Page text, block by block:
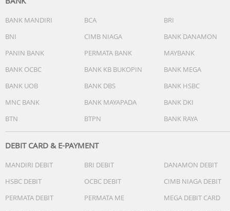
Google Pixel 6 / 7 Series
Masukan : 100-240V~1A 50-60Hz
Keluaran : 1 Output Port USB-C: 5V?3A / 9V?2.22A / 12V?
18W)
BANK MANDIRI BCA
BRI
BNI
CIMB NIAGA
BANK DANAMON
PANIN BANK
PERMATA BANK
MAYBANK
BANK OCBC
BANK KB BUKOPIN
BANK MEGA
BANK UOB
BANK DBS
BANK HSBC
MNC BANK
BANK MAYAPADA
BANK DKI
BTN
BTPN BANK RAYA
DEBIT CARD & E-PAYMENT
MANDIRI DEBIT BRI DEBIT
DANAMON DEBIT
HSBC DEBIT
OCBC DEBIT
CIMB NIAGA DEBIT
PERMATA DEBIT
PERMATA ME
MEGA DEBIT CARD